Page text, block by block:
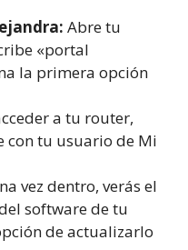
Abre tu
«portal
la primera opción
a tu router,
con tu usuario de Mi
vez dentro, verás el
software de tu
de actualizarlo